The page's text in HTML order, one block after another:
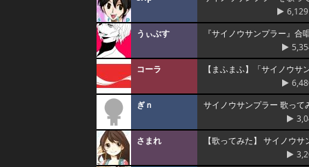
6,129
うぃぶす
『サイノウサンプラー』合
コーラ
【まふまふ】「サイノウ
ぎｎ
サイノウサンプラー 歌って
さまれ
【歌ってみた】 サイノウ